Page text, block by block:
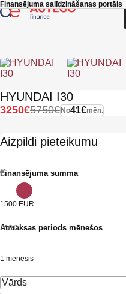
Skip to main content
Finansējuma salīdzināšanas portāls
HYUNDAI I30
No41€mēn.
5750€
3250€
Aizpildi pieteikumu
Finansējuma summa
€
1500 EUR
Atmaksas periods mēnešos
mēn.
1 mēnesis